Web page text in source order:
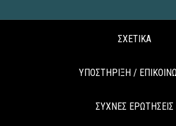
ΣΧΕΤΙΚΑ
ΥΠΟΣΤΗΡΙΞΗ /
ΣΥΧΝΕΣ ΕΡΩΤΗΣΕΙΣ